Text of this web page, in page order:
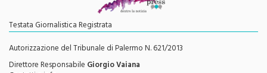
Testata Giornalistica Registrata
Autorizzazione del Tribunale di Palermo N. 621/2013